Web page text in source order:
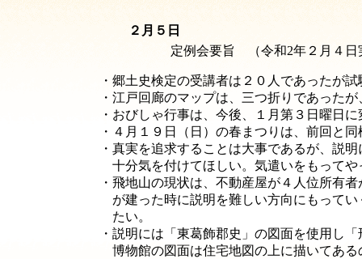
２月５日
定例会要旨 （令和2年２月４日
・郷土史検定の受講者は２０人であったが試験を
・江戸回廊のマップは、三つ折りであった
・おびしゃ行事は、今後、１月第３日曜日
・４月１９日（日）の春まつりは、前回と
・真実を追求することは大事であるが、説
十分気を付けてほしい。気遣いをもってや
・飛地山の現状は、不動産屋が４人位所有
が建った時に説明を難しい方向にもって
たい。
・説明には「東葛飾郡史」の図面を使用し
博物館の図面は住宅地図の上に描いてあ